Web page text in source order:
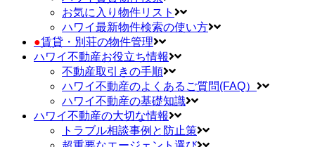
お気に入り物件リスト
ハワイ最新物件検索の使い方
●賃貸・別荘の物件管理
ハワイ不動産お役立ち情報
不動産取引きの手順
ハワイ不動産のよくあるご質問(FAQ）
ハワイ不動産の基礎知識
ハワイ不動産の大切な情報
トラブル相談事例と防止策